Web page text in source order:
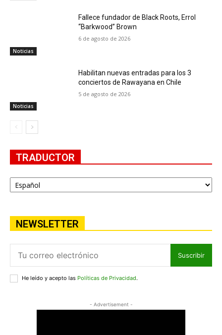
Noticias
Fallece fundador de Black Roots, Errol
“Barkwood” Brown
6 de agosto de 2026
Noticias
Habilitan nuevas entradas para los 3
conciertos de Rawayana en Chile
5 de agosto de 2026
TRADUCTOR
NEWSLETTER
Suscribir
He leído y acepto las Políticas de Privacidad.
- Advertisement -